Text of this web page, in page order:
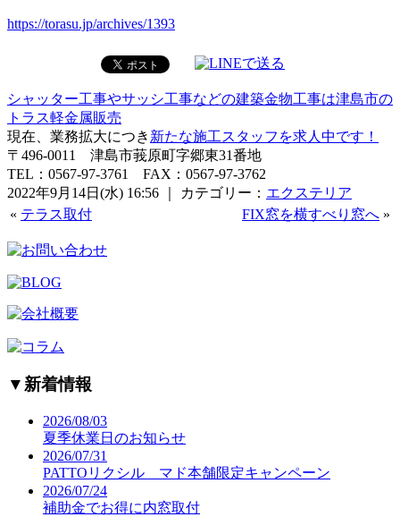
https://torasu.jp/archives/1393
シャッター工事やサッシ工事などの建築金物工事は津島市の
トラス軽金属販売
現在、業務拡大につき 新たな施工スタッフを求人中です！
〒496-0011 津島市莪原町字郷東31番地
TEL：0567-97-3761 FAX：0567-97-3762
2022年9月14日(水) 16:56 ｜ カテゴリー： エクステリア
« テラス取付 FIX窓を横すべり窓へ »
▼新着情報
2026/08/03
夏季休業日のお知らせ
2026/07/31
PATTOリクシル マド本舗限定キャンペーン
2026/07/24
補助金でお得に内窓取付